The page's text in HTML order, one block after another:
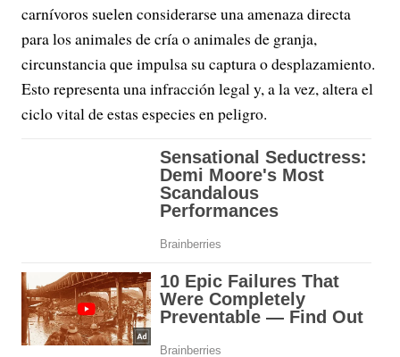
carnívoros suelen considerarse una amenaza directa
para los animales de cría o animales de granja,
circunstancia que impulsa su captura o desplazamiento.
Esto representa una infracción legal y, a la vez, altera el
ciclo vital de estas especies en peligro.